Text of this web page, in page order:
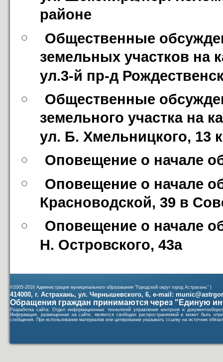
районе
Общественные
земельных участков на
ул.3-й пр-д
Общественные
земельного участка на
ул. Б. Хмельницкого, 13
Оповещение о начале
Оповещение о начале
Красноводской, 39 в
Оповещение о начале
Н. Островского, 43а
©2005-2016 Администрация муниципального образования "Городской округ город Астрахань" |
414000, г. Астрахань, ул. Чернышевского, 6, e-mail:
Обращения граждан принимаются через "Единую
Разработка сайта: Отдел информационных технологий управления контроля и
Информация, размещенная на сайте, является свободно распространяемой и может быть
сообщения. При использовании материалов или цитировании указывать ссылку на источник